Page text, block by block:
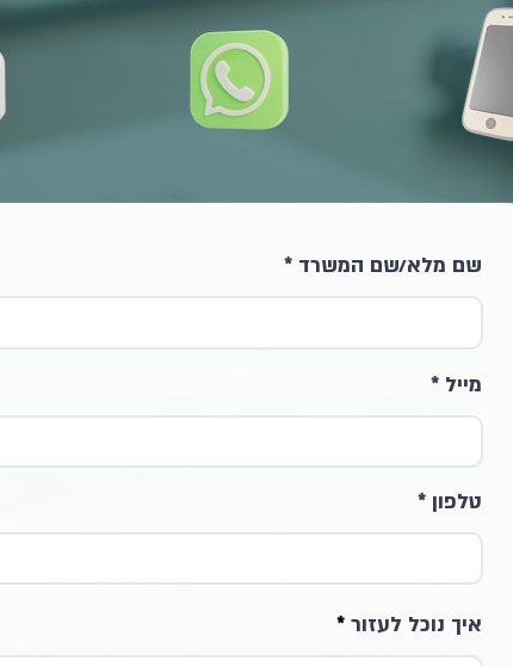
שם מלא/שם המשרד
מייל
טלפון
איך נוכל לעזור